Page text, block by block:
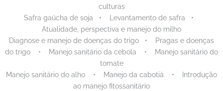
culturas
Safra gaúcha de soja • Levantamento de safra •
Atualidade, perspectiva e manejo do milho
Diagnose e manejo de doenças do trigo • Pragas e doenças
do trigo • Manejo sanitário da cebola • Manejo sanitário do
tomate
Manejo sanitário do alho • Manejo da cabotiá • Introdução
ao manejo fitossanitário